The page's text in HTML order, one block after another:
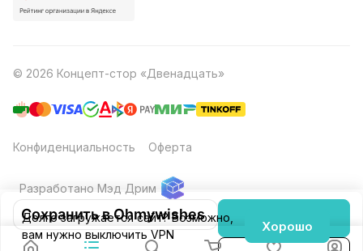
В корзину
Сохранить в Ohmywishes
Долго загружается сайт? Возможно,
вам нужно выключить VPN
Хорошо
© 2026 Концепт-стор «Двенадцать»
Конфиденциальность Оферта
Разработано Мэд Дрим